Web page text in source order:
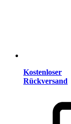
Kostenloser
Rückversand